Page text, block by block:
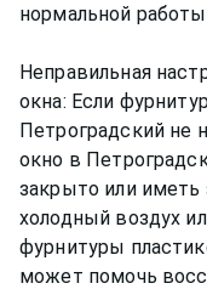
нормальной
Неправильная
окна: Если
Петроградский не
окно в
закрыто или
холодный воздух
фурнитуры
может помочь